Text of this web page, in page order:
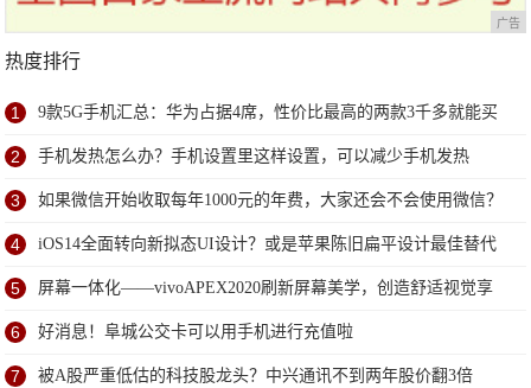
广告
热度排行
1 9款5G手机汇总：华为占据4席，性价比最高的两款3千多就能买
到
2 手机发热怎么办？手机设置里这样设置，可以减少手机发热
3 如果微信开始收取每年1000元的年费，大家还会不会使用微信？
4 iOS14全面转向新拟态UI设计？或是苹果陈旧扁平设计最佳替代
方案
5 屏幕一体化——vivoAPEX2020刷新屏幕美学，创造舒适视觉享
受
6 好消息！阜城公交卡可以用手机进行充值啦
7 被A股严重低估的科技股龙头？中兴通讯不到两年股价翻3倍